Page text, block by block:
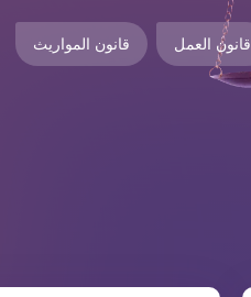
قانون العمل قانون المواريث